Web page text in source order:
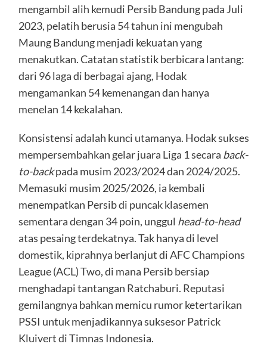
mengambil alih kemudi Persib Bandung pada Juli
2023, pelatih berusia 54 tahun ini mengubah
Maung Bandung menjadi kekuatan yang
menakutkan. Catatan statistik berbicara lantang:
dari 96 laga di berbagai ajang, Hodak
mengamankan 54 kemenangan dan hanya
menelan 14 kekalahan.
Konsistensi adalah kunci utamanya. Hodak sukses
mempersembahkan gelar juara Liga 1 secara back-
to-backpada musim 2023/2024 dan 2024/2025.
Memasuki musim 2025/2026, ia kembali
menempatkan Persib di puncak klasemen
sementara dengan 34 poin, unggul head-to-head
atas pesaing terdekatnya. Tak hanya di level
domestik, kiprahnya berlanjut di AFC Champions
League (ACL) Two, di mana Persib bersiap
menghadapi tantangan Ratchaburi. Reputasi
gemilangnya bahkan memicu rumor ketertarikan
PSSI untuk menjadikannya suksesor Patrick
Kluivert di Timnas Indonesia.